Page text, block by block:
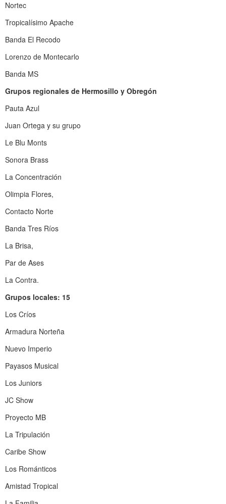
Nortec
Tropicalísimo Apache
Banda El Recodo
Lorenzo de Montecarlo
Banda MS
Grupos regionales de Hermosillo y Obregón
Pauta Azul
Juan Ortega y su grupo
Le Blu Monts
Sonora Brass
La Concentración
Olimpia Flores,
Contacto Norte
Banda Tres Ríos
La Brisa,
Par de Ases
La Contra.
Grupos locales: 15
Los Críos
Armadura Norteña
Nuevo Imperio
Payasos Musical
Los Juniors
JC Show
Proyecto MB
La Tripulación
Caribe Show
Los Románticos
Amistad Tropical